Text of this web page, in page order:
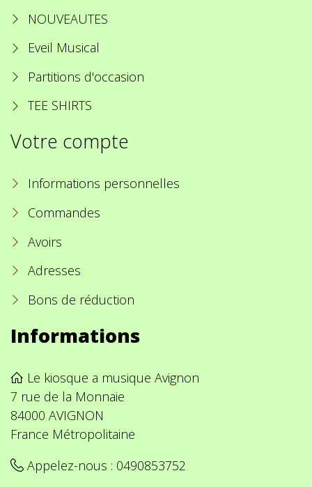
NOUVEAUTES
Eveil Musical
Partitions d'occasion
TEE SHIRTS
Votre compte
Informations personnelles
Commandes
Avoirs
Adresses
Bons de réduction
Informations
Le kiosque a musique Avignon
7 rue de la Monnaie
84000 AVIGNON
France Métropolitaine
Appelez-nous : 0490853752